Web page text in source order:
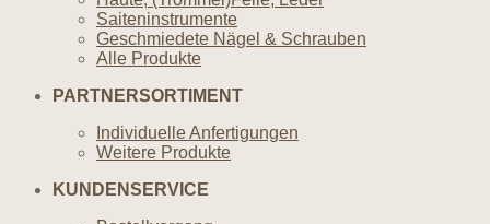
Saiteninstrumente
Geschmiedete Nägel & Schrauben
Alle Produkte
PARTNERSORTIMENT
Individuelle Anfertigungen
Weitere Produkte
KUNDENSERVICE